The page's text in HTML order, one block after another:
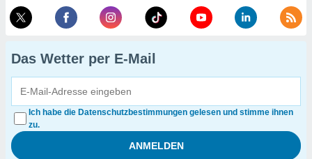
Das Wetter per E-Mail
Ich habe die Datenschutzbestimmungen gelesen und stimme ihnen
zu.